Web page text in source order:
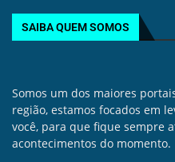
SAIBA QUEM SOMOS
Somos um dos maiores
região, estamos focados em
você, para que fique sempre
acontecimentos do momento.